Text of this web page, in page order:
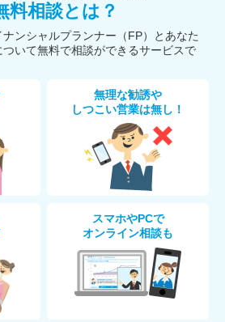
料相談とは？
ンシャルプランナー（FP）とあなた
いて無料で相談ができるサービスで
無理な勧誘や
しつこい営業は無し！
スマホやPCで
オンライン相談も